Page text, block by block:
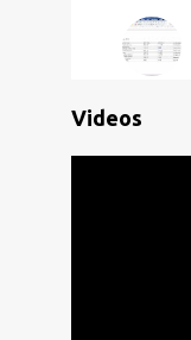
Videos